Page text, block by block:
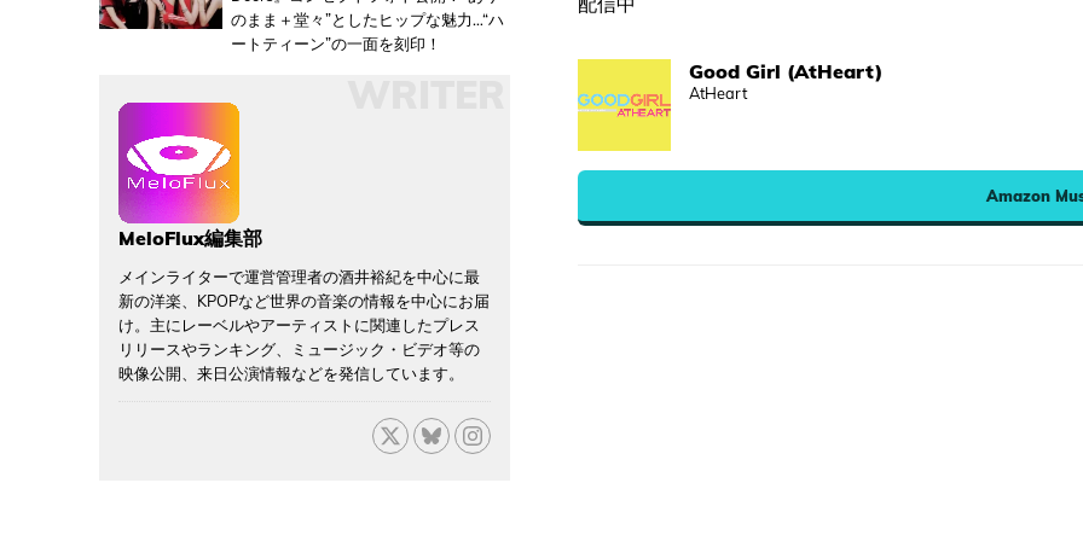
Good Girl (AtHeart)
AtHeart
Amazon
のまま＋堂々”としたヒップな魅力…“ハ
ートティーン”の一面を刻印！
MeloFlux編集部
メインライターで運営管理者の酒井裕紀を中心に最
新の洋楽、KPOPなど世界の音楽の情報を中心にお届
け。主にレーベルやアーティストに関連したプレス
リリースやランキング、ミュージック・ビデオ等の
映像公開、来日公演情報などを発信しています。